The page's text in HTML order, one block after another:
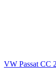
VW Passat CC